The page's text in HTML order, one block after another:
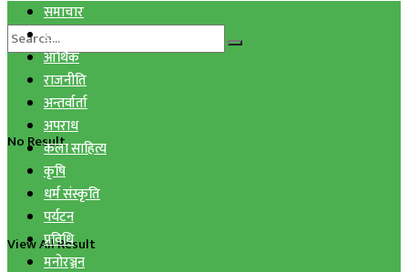
No Result
View All Result
समाचार
स्वास्थ्य
आर्थिक
राजनीति
अन्तर्वार्ता
अपराध
कला साहित्य
कृषि
धर्म संस्कृति
पर्यटन
प्रविधि
मनोरञ्जन